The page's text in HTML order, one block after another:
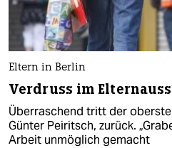
Eltern in Berlin
Verdruss im
Überraschend tritt der
Günter Peiritsch, zurück.
Arbeit unmöglich gemacht